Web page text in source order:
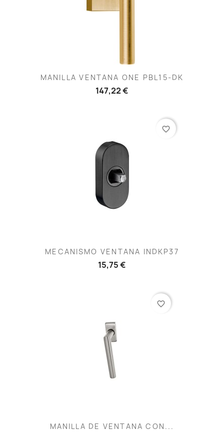
MANILLA VENTANA ONE PBL15-DK
147,22 €
MECANISMO VENTANA INDKP37
15,75 €
favorite_border
MANILLA DE VENTANA CON...
favorite_border